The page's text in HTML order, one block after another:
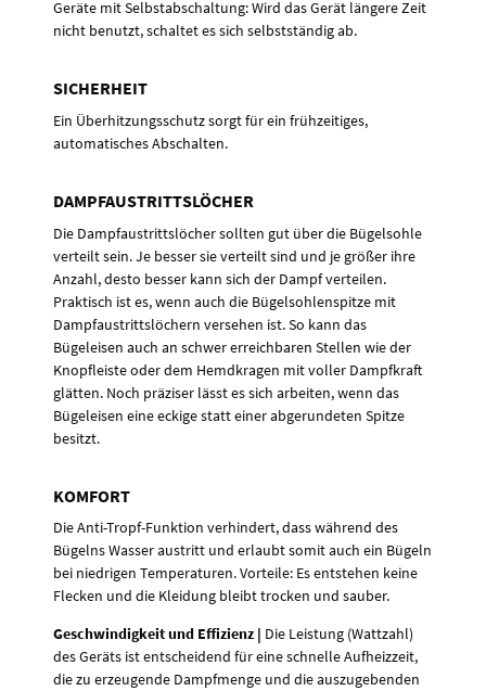
Geräte mit Selbstabschaltung: Wird das Gerät längere Zeit
nicht benutzt, schaltet es sich selbstständig ab.
SICHERHEIT
Ein Überhitzungsschutz sorgt für ein frühzeitiges,
automatisches Abschalten.
DAMPFAUSTRITTSLÖCHER
Die Dampfaustrittslöcher sollten gut über die Bügelsohle
verteilt sein. Je besser sie verteilt sind und je größer ihre
Anzahl, desto besser kann sich der Dampf verteilen.
Praktisch ist es, wenn auch die Bügelsohlenspitze mit
Dampfaustrittslöchern versehen ist. So kann das
Bügeleisen auch an schwer erreichbaren Stellen wie der
Knopfleiste oder dem Hemdkragen mit voller Dampfkraft
glätten. Noch präziser lässt es sich arbeiten, wenn das
Bügeleisen eine eckige statt einer abgerundeten Spitze
besitzt.
KOMFORT
Die Anti-Tropf-Funktion verhindert, dass während des
Bügelns Wasser austritt und erlaubt somit auch ein Bügeln
bei niedrigen Temperaturen. Vorteile: Es entstehen keine
Flecken und die Kleidung bleibt trocken und sauber.
Geschwindigkeit und Effizienz | Die Leistung (Wattzahl)
des Geräts ist entscheidend für eine schnelle Aufheizzeit,
die zu erzeugende Dampfmenge und die auszugebenden